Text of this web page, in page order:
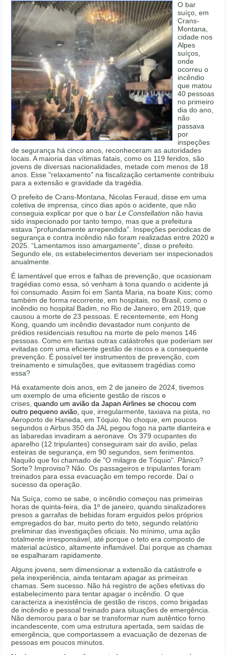
O bar
suíço, em
Crans-
Montana,
cidade nos
Alpes
suíços,
onde
ocorreu o
incêndio
que matou
40 pessoas
no primeiro
dia do ano,
não
passava
por
inspeções
de segurança há cinco anos, reconheceram as autoridades
locais. A maioria das vítimas fatais, como os 119 feridos, são
jovens de diversas nacionalidades, metade com menos de 18
anos. Esse "relaxamento" na fiscalização certamente contribuiu
para a extensão e gravidade da tragédia.
O prefeito de Crans-Montana, Nicolas Feraud, disse em uma
coletiva de imprensa, cinco dias após o acidente, que não
conseguia explicar por que o barLe Constellation não havia
sido inspecionado por tanto tempo, mas que a prefeitura
estava "profundamente arrependida". Inspeções periódicas de
segurança e contra incêndio não foram realizadas entre 2020 e
2025. “Lamentamos isso amargamente”, disse o prefeito.
Segundo ele, os estabelecimentos deveriam ser inspecionados
anualmente.
É lamentável que erros e falhas de prevenção, que ocasionam
tragédias como essa, só venham à tona quando o acidente já
foi consumado. Assim foi em Santa Maria, na boate Kiss; como
também de forma recorrente, em hospitais, no Brasil, como o
incêndio no hospital Badim, no Rio de Janeiro, em 2019, que
causou a morte de 23 pessoas. E recentemente, em Hong
Kong, quando um incêndio devastador num conjunto de
prédios residenciais resultou na morte de pelo menos 146
pessoas. Como em tantas outras catástrofes que poderiam ser
evitadas com uma eficiente gestão de riscos e a consequente
prevenção. É possível ter instrumentos de prevenção, com
treinamento e simulações, que evitassem tragédias como
essa?
Há exatamente dois anos, em 2 de janeiro de 2024, tivemos
um exemplo de uma eficiente gestão de riscos e
crises,quando um avião da Japan Airlines se chocou com
outro pequeno avião, que, irregularmente, taxiava na pista, no
Aeroporto de Haneda, em Tóquio. No choque, em poucos
segundos o Airbus 350 da JAL pegou fogo na parte dianteira e
as labaredas invadiram a aeronave. Os 379 ocupantes do
aparelho (12 tripulantes) conseguiram sair do avião, pelas
esteiras de segurança, em 90 segundos, sem ferimentos.
Naquilo que foi chamado de "O milagre de Tóquio". Pânico?
Sorte? Improviso? Não. Os passageiros e tripulantes foram
treinados para essa evacuação em tempo recorde. Daí o
sucesso da operação.
Na Suíça, como se sabe, o incêndio começou nas primeiras
horas de quinta-feira, dia 1º de janeiro, quando sinalizadores
presos a garrafas de bebidas foram erguidos pelos próprios
empregados do bar, muito perto do teto, segundo relatório
preliminar das investigações oficiais. No mínimo, uma ação
totalmente irresponsável, até porque o teto era composto de
material acústico, altamente inflamável. Daí porque as chamas
se espalharam rapidamente.
Alguns jovens, sem dimensionar a extensão da catástrofe e
pela inexperiência, ainda tentaram apagar as primeiras
chamas. Sem sucesso. Não há registro de ações efetivas do
estabelecimento para tentar apagar o incêndio. O que
caracteriza a inexistência de gestão de riscos, como brigadas
de incêndio e pessoal treinado para situações de emergência.
Não demorou para o bar se transformar num autêntico forno
incandescente, com uma estrutura apertada, sem saídas de
emergência, que comportassem a evacuação de dezenas de
pessoas em poucos minutos.